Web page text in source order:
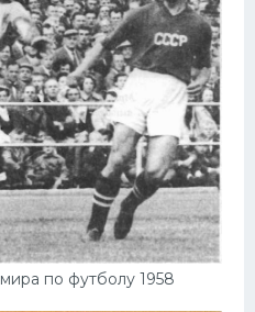
по футболу 1958